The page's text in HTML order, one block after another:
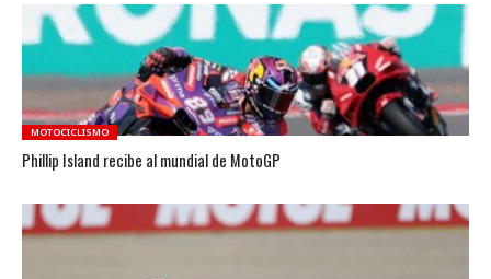
MOTOCICLISMO
Phillip Island recibe al mundial de MotoGP